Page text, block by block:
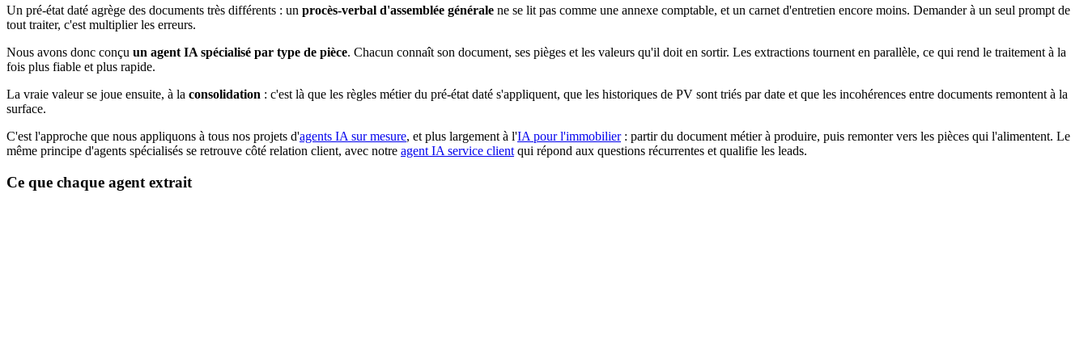
Un pré-état daté agrège des documents très différents : un procès-verbal d'assemblée générale ne se lit pas comme une annexe comptable, et un carnet d'entretien encore moins. Demander à un seul prompt de
tout traiter, c'est multiplier les erreurs.
Nous avons donc conçu un agent IA spécialisé par type de pièce. Chacun connaît son document, ses pièges et les valeurs qu'il doit en sortir. Les extractions tournent en parallèle, ce qui rend le traitement à la
fois plus fiable et plus rapide.
La vraie valeur se joue ensuite, à la consolidation : c'est là que les règles métier du pré-état daté s'appliquent, que les historiques de PV sont triés par date et que les incohérences entre documents remontent à la
surface.
C'est l'approche que nous appliquons à tous nos projets d'agents IA sur mesure, et plus largement à l'IA pour l'immobilier: partir du document métier à produire, puis remonter vers les pièces qui l'alimentent. Le
même principe d'agents spécialisés se retrouve côté relation client, avec notre agent IA service client qui répond aux questions récurrentes et qualifie les leads.
Ce que chaque agent extrait